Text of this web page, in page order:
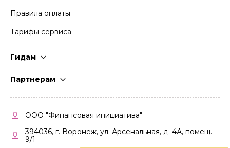
Правила оплаты
Тарифы сервиса
Гидам
Партнерам
Кабинет партнера
Правила участия
ООО "Финансовая инициатива"
394036, г. Воронеж, ул. Арсенальная, д. 4А, помещ.
9/1